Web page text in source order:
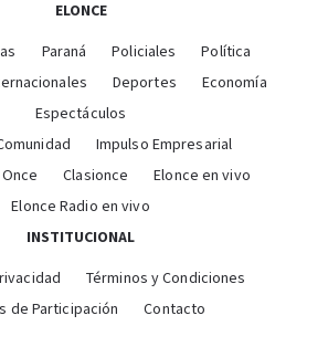
ELONCE
Paraná Policiales
Política
Deportes
Economía
Espectáculos
Impulso Empresarial
Clasionce
Elonce en vivo
Elonce Radio en vivo
INSTITUCIONAL
Términos y Condiciones
de Participación
Contacto